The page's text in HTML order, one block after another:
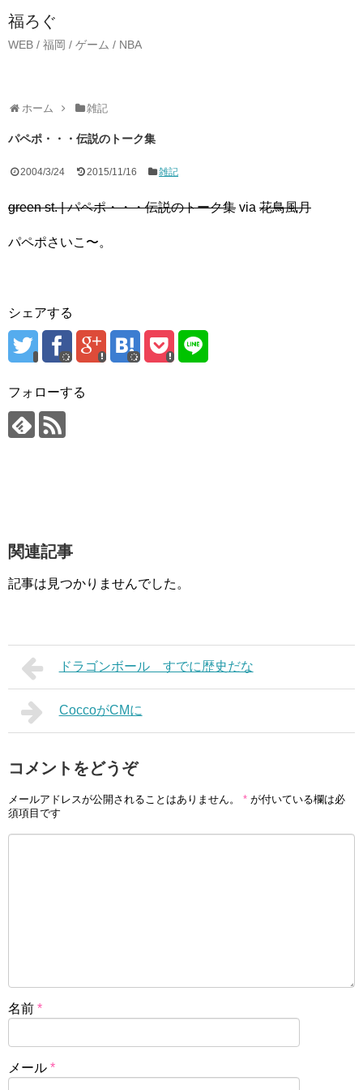
福ろぐ
WEB / 福岡 / ゲーム / NBA
ホーム 雑記
パペポ・・・伝説のトーク集
2004/3/24 2015/11/16 雑記
green st. | パペポ・・・伝説のトーク集 via 花鳥風月
パペポさいこ〜。
シェアする
フォローする
関連記事
記事は見つかりませんでした。
ドラゴンボール すでに歴史だな
CoccoがCMに
コメントをどうぞ
メールアドレスが公開されることはありません。 * が付いている欄は必
須項目です
名前 *
メール *